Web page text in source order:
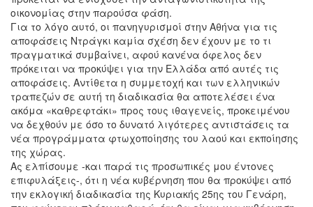
οικονομίας στην παρούσα φάση.
Για το λόγο αυτό, οι πανηγυρισμοί στην Αθήνα για τις
αποφάσεις Ντράγκι καμία σχέση δεν έχουν με το τι
πραγματικά συμβαίνει, αφού κανένα όφελος δεν
πρόκειται να προκύψει για την Ελλάδα από αυτές τις
αποφάσεις. Αντίθετα η συμμετοχή και των ελληνικών
τραπεζών σε αυτή τη διαδικασία θα αποτελέσει ένα
ακόμα «καθρεφτάκι» προς τους ιθαγενείς, προκειμένου
να δεχθούν με όσο το δυνατό λιγότερες αντιστάσεις τα
νέα προγράμματα φτωχοποίησης του λαού και εκποίησης
της χώρας.
Ας ελπίσουμε -και παρά τις προσωπικές μου έντονες
επιφυλάξεις-, ότι η νέα κυβέρνηση που θα προκύψει από
την εκλογική διαδικασία της Κυριακής 25ης του Γενάρη,